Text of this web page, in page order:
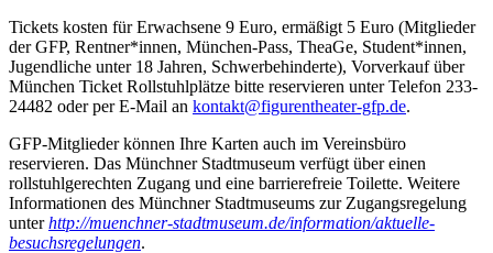
Tickets kosten für Erwachsene 9 Euro, ermäßigt 5 Euro (Mitglieder
der GFP, Rentner*innen, München-Pass, TheaGe, Student*innen,
Jugendliche unter 18 Jahren, Schwerbehinderte), Vorverkauf über
München Ticket Rollstuhlplätze bitte reservieren unter Telefon 233-
24482 oder per E-Mail an kontakt@figurentheater-gfp.de.
GFP-Mitglieder können Ihre Karten auch im Vereinsbüro
reservieren. Das Münchner Stadtmuseum verfügt über einen
rollstuhlgerechten Zugang und eine barrierefreie Toilette. Weitere
Informationen des Münchner Stadtmuseums zur Zugangsregelung
unterhttp://muenchner-stadtmuseum.de/information/aktuelle-
besuchsregelungen.